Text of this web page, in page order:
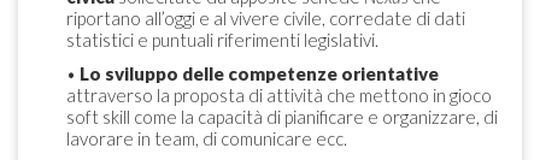
riportano all’oggi e al vivere civile, corredate di dati
statistici e puntuali riferimenti legislativi.
• Lo sviluppo delle competenze orientative
attraverso la proposta di attività che mettono in gioco
soft skill come la capacità di pianificare e organizzare, di
lavorare in team, di comunicare ecc.